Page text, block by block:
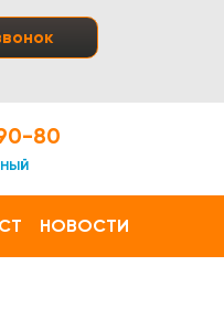
80
НОВОСТИ